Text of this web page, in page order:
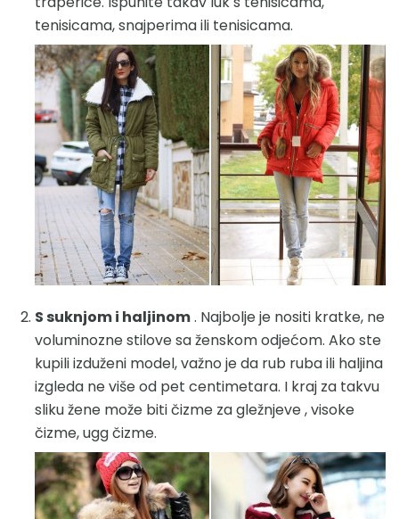
tenisicama, snajperima ili tenisicama.
S suknjom i haljinom. Najbolje je nositi kratke, ne
voluminozne stilove sa ženskom odjećom. Ako ste
kupili izduženi model, važno je da rub ruba ili haljina
izgleda ne više od pet centimetara. I kraj za takvu
sliku žene može biti čizme za gležnjeve , visoke
čizme, ugg čizme.